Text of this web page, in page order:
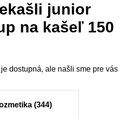
junior
na kašeľ 150
dostupná, ale našli sme pre vás
(344)